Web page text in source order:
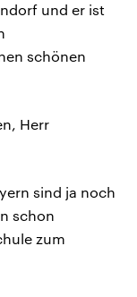
und er ist
schönen
Herr
sind ja noch
schon
zum